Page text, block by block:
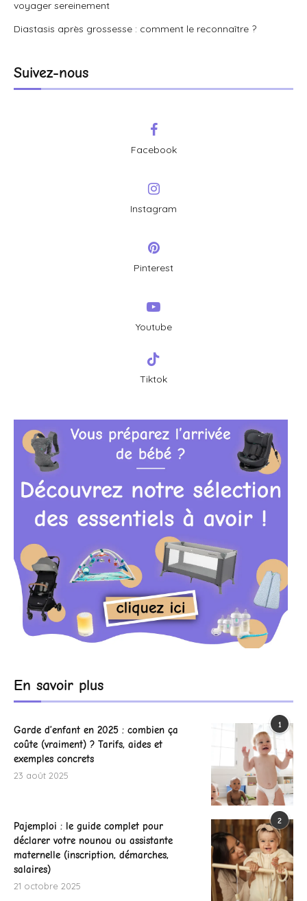
voyager sereinement
Diastasis après grossesse : comment le reconnaître ?
Suivez-nous
Facebook
Instagram
Pinterest
Youtube
Tiktok
En savoir plus
1
Garde d’enfant en 2025 : combien ça
coûte (vraiment) ? Tarifs, aides et
exemples concrets
23 août 2025
2
Pajemploi : le guide complet pour
déclarer votre nounou ou assistante
maternelle (inscription, démarches,
salaires)
21 octobre 2025